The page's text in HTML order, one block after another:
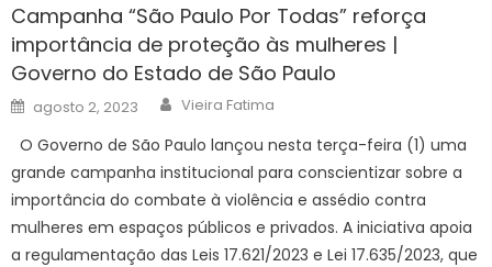
Campanha “São Paulo Por Todas” reforça
importância de proteção às mulheres |
Governo do Estado de São Paulo
Posted
on
agosto 2, 2023 Author
Vieira Fatima
O Governo de São Paulo lançou nesta terça-feira (1) uma
grande campanha institucional para conscientizar sobre a
importância do combate à violência e assédio contra
mulheres em espaços públicos e privados. A iniciativa apoia
a regulamentação das Leis 17.621/2023 e Lei 17.635/2023, que